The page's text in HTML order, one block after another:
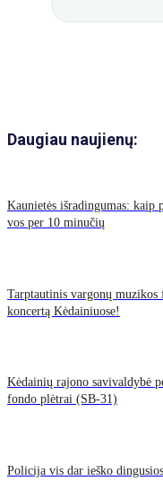
Daugiau naujienų:
Kaunietės išradingumas: kaip
vos per 10 minučių
Tarptautinis vargonų
koncertą Kėdainiuose!
Kėdainių rajono savivaldybė
fondo plėtrai (SB-31)
Policija vis dar ieško